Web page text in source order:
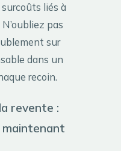
liés à
pas
sur
dans un
recoin.
revente :
maintenant